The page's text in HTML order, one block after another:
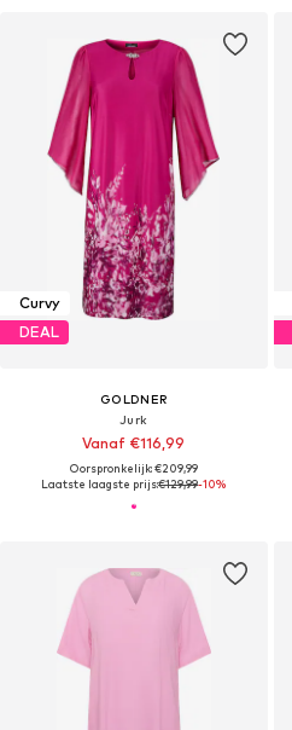
Curvy
DEAL
GOLDNER
Jurk
Vanaf €116,99
Oorspronkelijk: €209,99
Laatste laagste prijs:€129,99-10%